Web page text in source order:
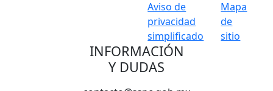
Aviso de
privacidad
simplificado
Mapa
de
sitio
INFORMACIÓN
Y DUDAS